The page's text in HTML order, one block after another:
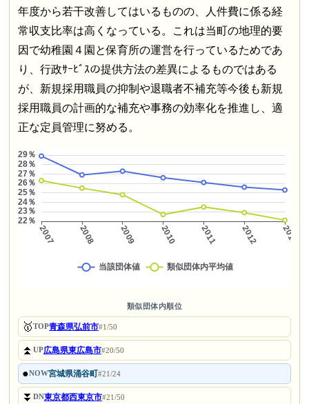
年度から若干改善してはいるものの、人件費に係る経
常収支比率は高くなっている。これは当町の地理的要
因で幼稚園４園と保育所の運営を行っているためであ
り、行政ｻｰﾋﾞｽの提供方法の差異によるものではある
が、新規採用職員の抑制や退職者不補充等今後も新規
採用職員の計画的な補充や事務の効率化を推進し、適
正な定員管理に努める。
類似団体内順位
🥇TOP青森県弘前市#1/50
⏫UP広島県東広島市#20/50
●NOW宮城県涌谷町#21/24
⏬DN東京都西東京市#21/50